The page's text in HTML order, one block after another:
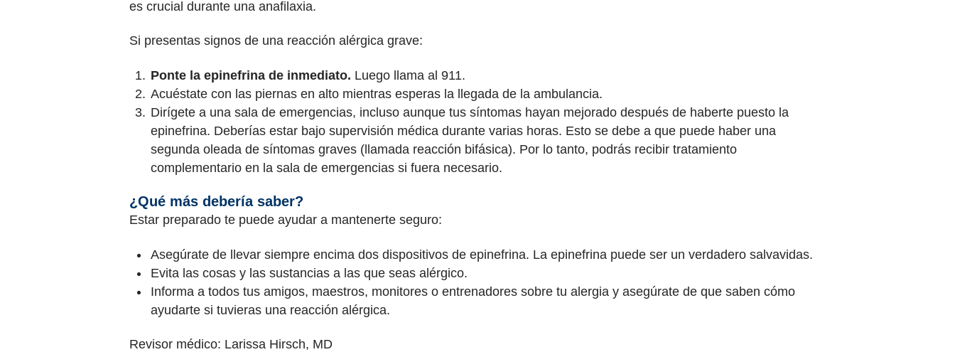
es crucial durante una anafilaxia.
Si presentas signos de una reacción alérgica grave:
Ponte la epinefrina de inmediato. Luego llama al 911.
Acuéstate con las piernas en alto mientras esperas la llegada de la ambulancia.
Dirígete a una sala de emergencias, incluso aunque tus síntomas hayan mejorado después de haberte puesto la
epinefrina. Deberías estar bajo supervisión médica durante varias horas. Esto se debe a que puede haber una
segunda oleada de síntomas graves (llamada reacción bifásica). Por lo tanto, podrás recibir tratamiento
complementario en la sala de emergencias si fuera necesario.
¿Qué más debería saber?
Estar preparado te puede ayudar a mantenerte seguro:
Asegúrate de llevar siempre encima dos dispositivos de epinefrina. La epinefrina puede ser un verdadero salvavidas.
Evita las cosas y las sustancias a las que seas alérgico.
Informa a todos tus amigos, maestros, monitores o entrenadores sobre tu alergia y asegúrate de que saben cómo
ayudarte si tuvieras una reacción alérgica.
Revisor médico: Larissa Hirsch, MD